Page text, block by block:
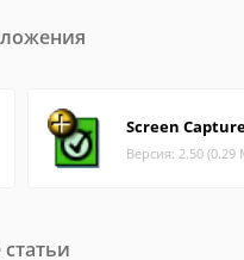
Screen
Версия: 2.50 (0.29